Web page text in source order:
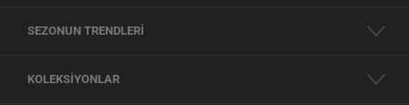
SEZONUN TRENDLERİ
KOLEKSİYONLAR